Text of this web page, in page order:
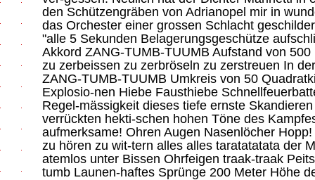
den Schützengräben von Adrianopel mir in
das Orchester einer grossen Schlacht
"alle 5 Sekunden Belagerungsgeschütze
Akkord ZANG-TUMB-TUUMB Aufstand von
zu zerbeissen zu zerbröseln zu zerstreuen In
ZANG-TUMB-TUUMB Umkreis von 50
Explosio-nen Hiebe Fausthiebe
Regel-mässigkeit dieses tiefe ernste
verrückten hekti-schen hohen Töne des
aufmerksame! Ohren Augen Nasenlöcher
zu hören zu wit-tern alles alles taratatatata der
atemlos unter Bissen Ohrfeigen traak-traak
tumb Launen-haftes Sprünge 200 Meter Höhe